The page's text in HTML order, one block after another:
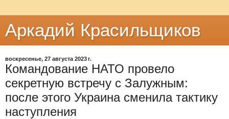
Аркадий Красильщиков
воскресенье, 27 августа 2023 г.
Командование НАТО провело
секретную встречу с Залужным:
после этого Украина сменила тактику
наступления